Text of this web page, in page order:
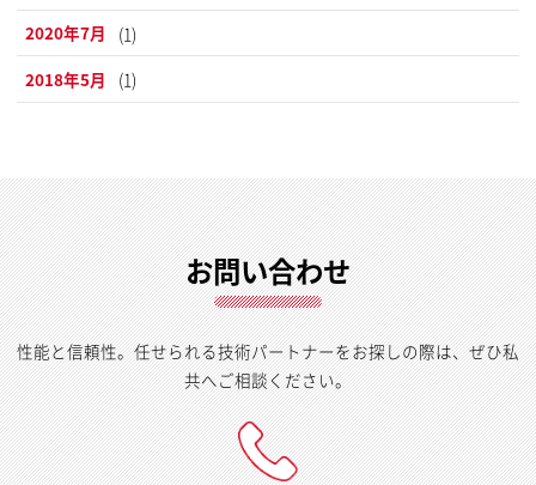
2020年7月
(1)
2018年5月
(1)
お問い合わせ
性能と信頼性。任せられる技術パートナーをお探しの際は、ぜひ私
共へご相談ください。